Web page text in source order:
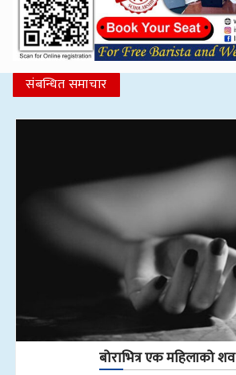
संबन्धित समाचार
बोराभित्र एक महिलाको